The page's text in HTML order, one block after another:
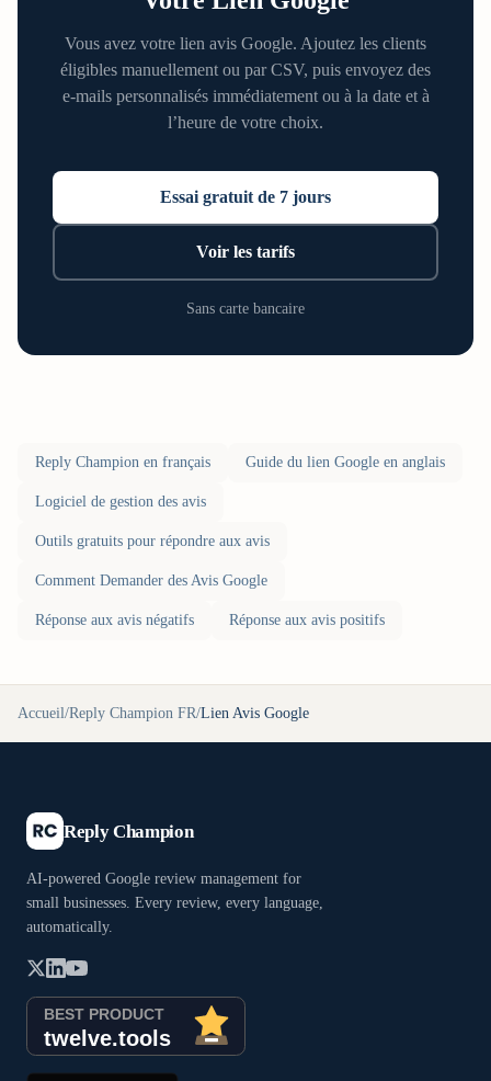
Vous avez votre lien avis Google. Ajoutez les clients
éligibles manuellement ou par CSV, puis envoyez des
e-mails personnalisés immédiatement ou à la date et à
l’heure de votre choix.
Essai gratuit de 7 jours
Voir les tarifs
Sans carte bancaire
Reply Champion en français Guide du lien Google en anglais
Logiciel de gestion des avis
Outils gratuits pour répondre aux avis
Comment Demander des Avis Google
Réponse aux avis négatifs Réponse aux avis positifs
Accueil/Reply Champion FR/Lien Avis Google
Reply Champion
AI-powered Google review management for
small businesses. Every review, every language,
automatically.